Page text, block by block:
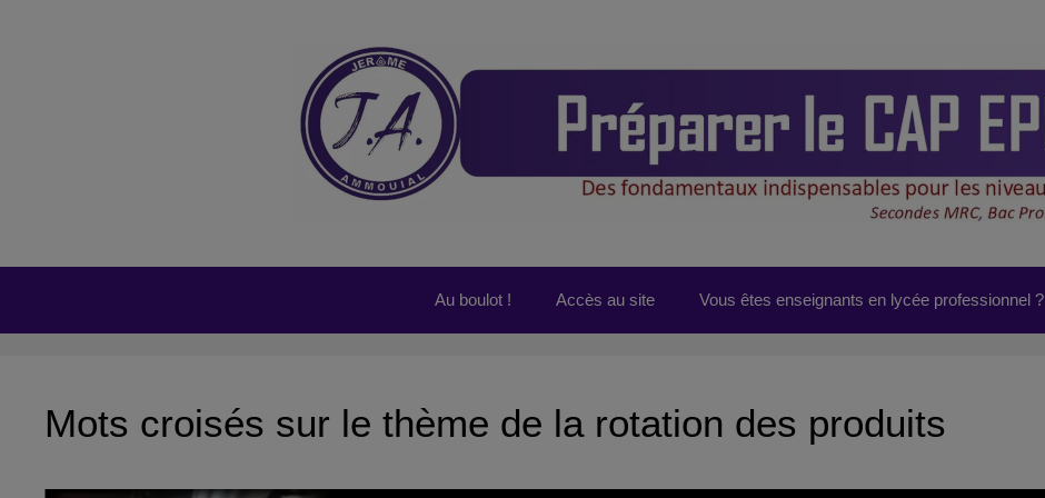
Au boulot ! Accès au site Vous êtes enseignants en lycée professionnel ?
Mots croisés sur le thème de la rotation des produits